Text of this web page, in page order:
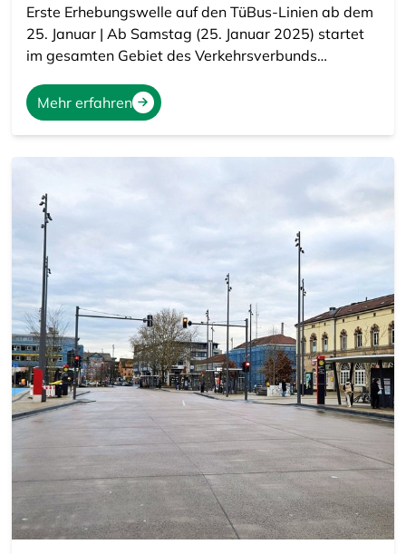
Erste Erhebungswelle auf den TüBus-Linien ab dem
25. Januar | Ab Samstag (25. Januar 2025) startet
im gesamten Gebiet des Verkehrsverbunds…
Mehr erfahren